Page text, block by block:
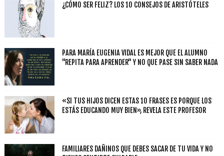
¿CÓMO SER FELIZ? LOS 10 CONSEJOS DE ARISTÓTELES
PARA MARÍA EUGENIA VIDAL ES MEJOR QUE EL ALUMNO
"REPITA PARA APRENDER" Y NO QUE PASE SIN SABER NADA
«SI TUS HIJOS DICEN ESTAS 10 FRASES ES PORQUE LOS
ESTÁS EDUCANDO MUY BIEN», REVELA ESTE PROFESOR
FAMILIARES DAÑINOS QUE DEBES SACAR DE TU VIDA Y NO